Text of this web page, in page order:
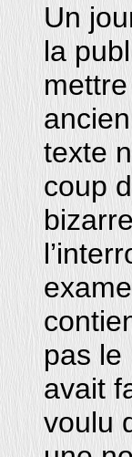
Un
la
texte
coup
pas le
avait
voulu